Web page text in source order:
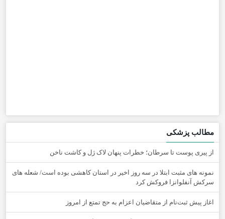
مطالب پزشکی
از پیری پوست تا سرطان؛ خطرات پنهان لاک ژل و کاشت ناخن
نمونه های مثبت ابتلا در سه روز اخیر در استان کاهشی بوده است/ شعله های
سرکش آنفلوانزا فروکش کرد
اغاز پیش ثبت‌نام از متقاضیان اعزام به حج تمتع از امروز